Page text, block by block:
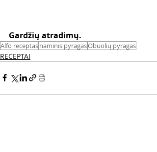
Gardžių atradimų.
Alfo receptasnaminis pyragasObuolių pyragas
RECEPTAI